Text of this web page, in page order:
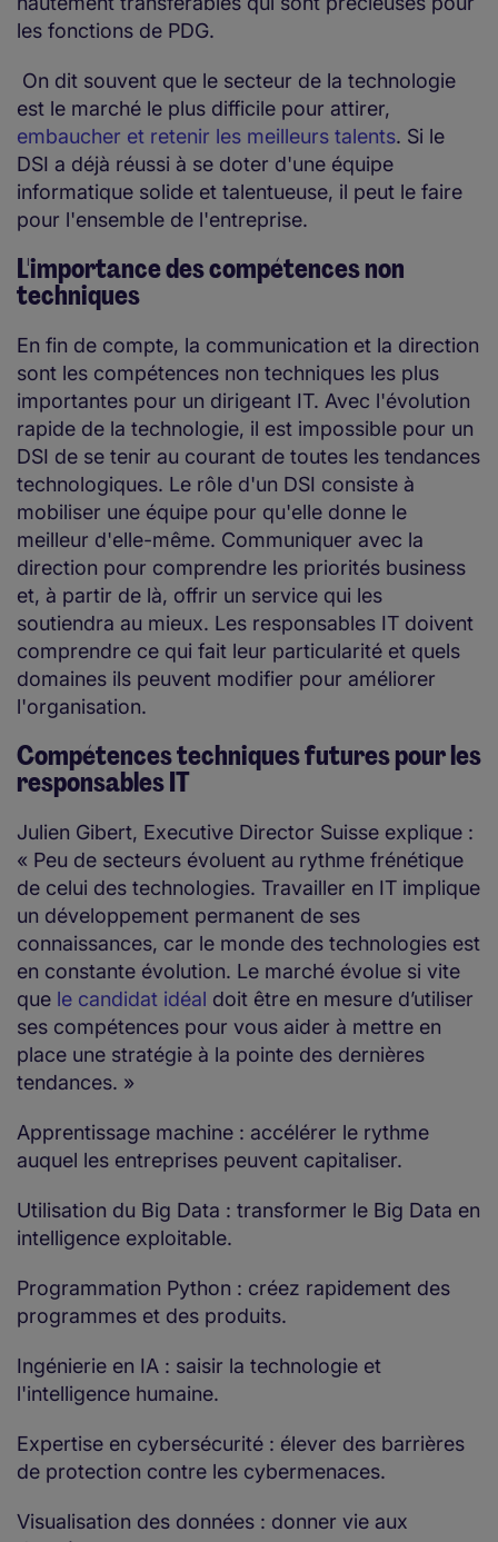
les fonctions de PDG.
On dit souvent que le secteur de la technologie
est le marché le plus difficile pour attirer,
embaucher et retenir les meilleurs talents. Si le
DSI a déjà réussi à se doter d'une équipe
informatique solide et talentueuse, il peut le faire
pour l'ensemble de l'entreprise.
L'importance des compétences non
techniques
En fin de compte, la communication et la direction
sont les compétences non techniques les plus
importantes pour un dirigeant IT. Avec l'évolution
rapide de la technologie, il est impossible pour un
DSI de se tenir au courant de toutes les tendances
technologiques. Le rôle d'un DSI consiste à
mobiliser une équipe pour qu'elle donne le
meilleur d'elle-même. Communiquer avec la
direction pour comprendre les priorités business
et, à partir de là, offrir un service qui les
soutiendra au mieux. Les responsables IT doivent
comprendre ce qui fait leur particularité et quels
domaines ils peuvent modifier pour améliorer
l'organisation.
Compétences techniques futures pour les
responsables IT
Julien Gibert, Executive Director Suisse explique :
« Peu de secteurs évoluent au rythme frénétique
de celui des technologies. Travailler en IT implique
un développement permanent de ses
connaissances, car le monde des technologies est
en constante évolution. Le marché évolue si vite
que le candidat idéal doit être en mesure d’utiliser
ses compétences pour vous aider à mettre en
place une stratégie à la pointe des dernières
tendances. »
Apprentissage machine : accélérer le rythme
auquel les entreprises peuvent capitaliser.
Utilisation du Big Data : transformer le Big Data en
intelligence exploitable.
Programmation Python : créez rapidement des
programmes et des produits.
Ingénierie en IA : saisir la technologie et
l'intelligence humaine.
Expertise en cybersécurité : élever des barrières
de protection contre les cybermenaces.
Visualisation des données : donner vie aux